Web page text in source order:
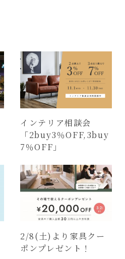
インテリア相談会
「2buy3％OFF,3buy
7％OFF」
2/8(土)より家具クー
ポンプレゼント！